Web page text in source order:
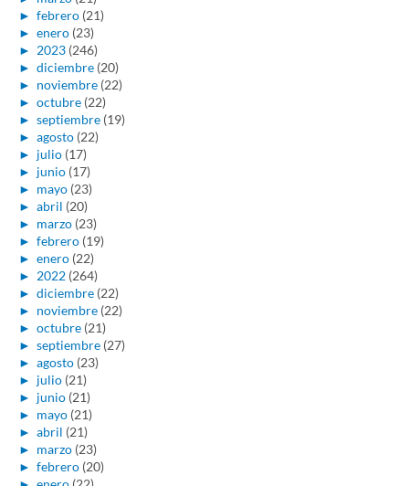
► febrero (21)
► enero (23)
► 2023 (246)
► diciembre (20)
► noviembre (22)
► octubre (22)
► septiembre (19)
► agosto (22)
► julio (17)
► junio (17)
► mayo (23)
► abril (20)
► marzo (23)
► febrero (19)
► enero (22)
► 2022 (264)
► diciembre (22)
► noviembre (22)
► octubre (21)
► septiembre (27)
► agosto (23)
► julio (21)
► junio (21)
► mayo (21)
► abril (21)
► marzo (23)
► febrero (20)